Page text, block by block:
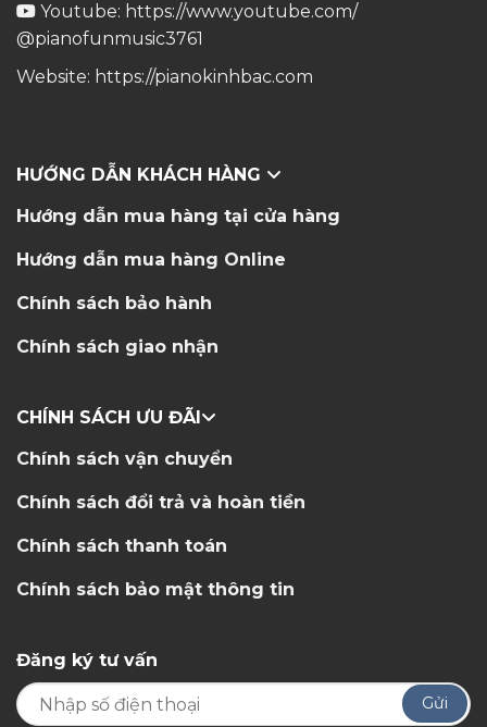
Youtube: https://www.youtube.com/
@pianofunmusic3761
Website: https://pianokinhbac.com
HƯỚNG DẪN KHÁCH HÀNG
Hướng dẫn mua hàng tại cửa hàng
Hướng dẫn mua hàng Online
Chính sách bảo hành
Chính sách giao nhận
CHÍNH SÁCH ƯU ĐÃI
Chính sách vận chuyển
Chính sách đổi trả và hoàn tiền
Chính sách thanh toán
Chính sách bảo mật thông tin
Đăng ký tư vấn